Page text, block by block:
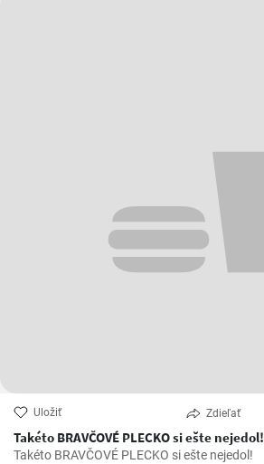
Uložiť Zdieľať
Takéto BRAVČOVÉ PLECKO si ešte nejedol!
Takéto BRAVČOVÉ PLECKO si ešte nejedol!